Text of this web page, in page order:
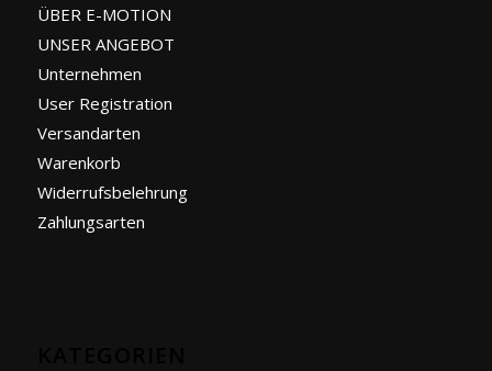
ÜBER E-MOTION
UNSER ANGEBOT
Unternehmen
User Registration
Versandarten
Warenkorb
Widerrufsbelehrung
Zahlungsarten